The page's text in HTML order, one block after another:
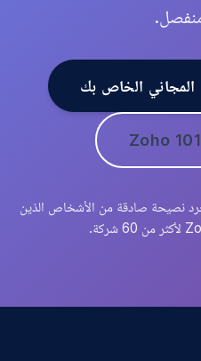
الخاص بك
نصيحة صادقة من الأشخاص الذين